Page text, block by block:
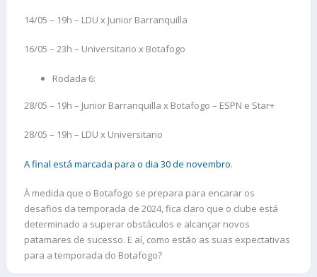
14/05 – 19h – LDU x Junior Barranquilla
16/05 – 23h – Universitario x Botafogo
Rodada 6:
28/05 – 19h – Junior Barranquilla x Botafogo – ESPN e Star+
28/05 – 19h – LDU x Universitario
A final está marcada para o dia 30 de novembro.
À medida que o Botafogo se prepara para encarar os
desafios da temporada de 2024, fica claro que o clube está
determinado a superar obstáculos e alcançar novos
patamares de sucesso. E aí, como estão as suas expectativas
para a temporada do Botafogo?